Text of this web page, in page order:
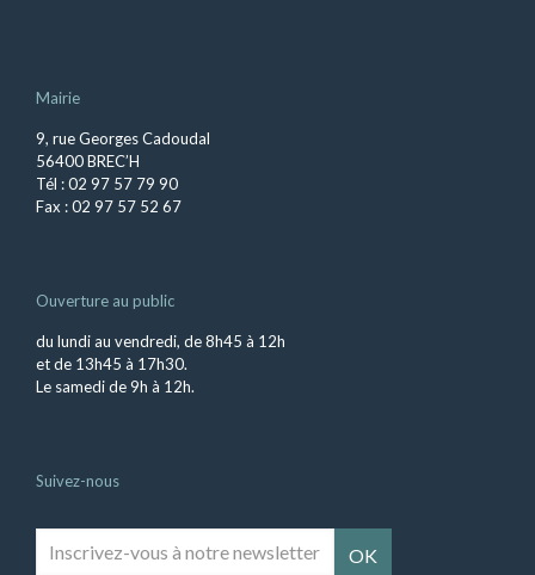
Mairie
9, rue Georges Cadoudal
56400 BREC’H
Tél : 02 97 57 79 90
Fax : 02 97 57 52 67
Ouverture au public
du lundi au vendredi, de 8h45 à 12h
et de 13h45 à 17h30.
Le samedi de 9h à 12h.
Suivez-nous
vous